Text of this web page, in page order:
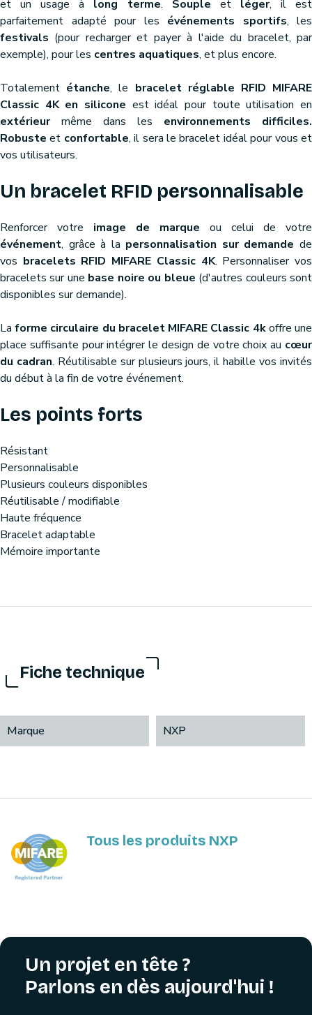
et un usage à long terme. Souple et léger, il est
parfaitement adapté pour les événements sportifs, les
festivals (pour recharger et payer à l'aide du bracelet, par
exemple), pour les centres aquatiques, et plus encore.
Totalement étanche, le bracelet réglable RFID MIFARE
Classic 4K en silicone est idéal pour toute utilisation en
extérieurmême dans les environnements difficiles.
Robuste et confortable, il sera le bracelet idéal pour vous et
vos utilisateurs.
Un bracelet RFID personnalisable
Renforcer votre image de marque ou celui de votre
événement, grâce à la personnalisation sur demande de
vos bracelets RFID MIFARE Classic 4K. Personnaliser vos
bracelets sur une base noire ou bleue (d'autres couleurs sont
disponibles sur demande).
Laforme circulaire du bracelet MIFARE Classic 4koffre une
place suffisante pour intégrer le design de votre choix au cœur
du cadran. Réutilisable sur plusieurs jours, il habille vos invités
du début à la fin de votre événement.
Les points forts
Résistant
Personnalisable
Plusieurs couleurs disponibles
Réutilisable / modifiable
Haute fréquence
Bracelet adaptable
Mémoire importante
Fiche technique
Marque NXP
Tous les produits NXP
Un projet en tête ?
Parlons en dès aujourd'hui !